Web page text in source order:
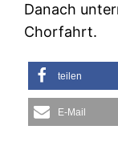
Danach
Chorfahrt.
teilen
E-Mail